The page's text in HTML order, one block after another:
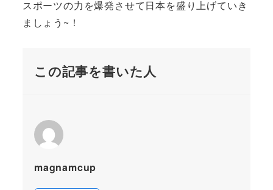
スポーツの力を爆発させて日本を盛り上げていき
ましょう~！
この記事を書いた人
magnamcup